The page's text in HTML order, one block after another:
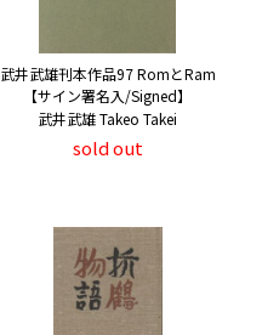
武井武雄刊本作品97 RomとRam
【サイン署名入/Signed】
武井武雄 Takeo Takei
sold out